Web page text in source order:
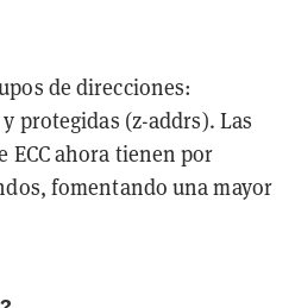
de direcciones:
protegidas (z-addrs). Las
ECC ahora tienen por
fomentando una mayor